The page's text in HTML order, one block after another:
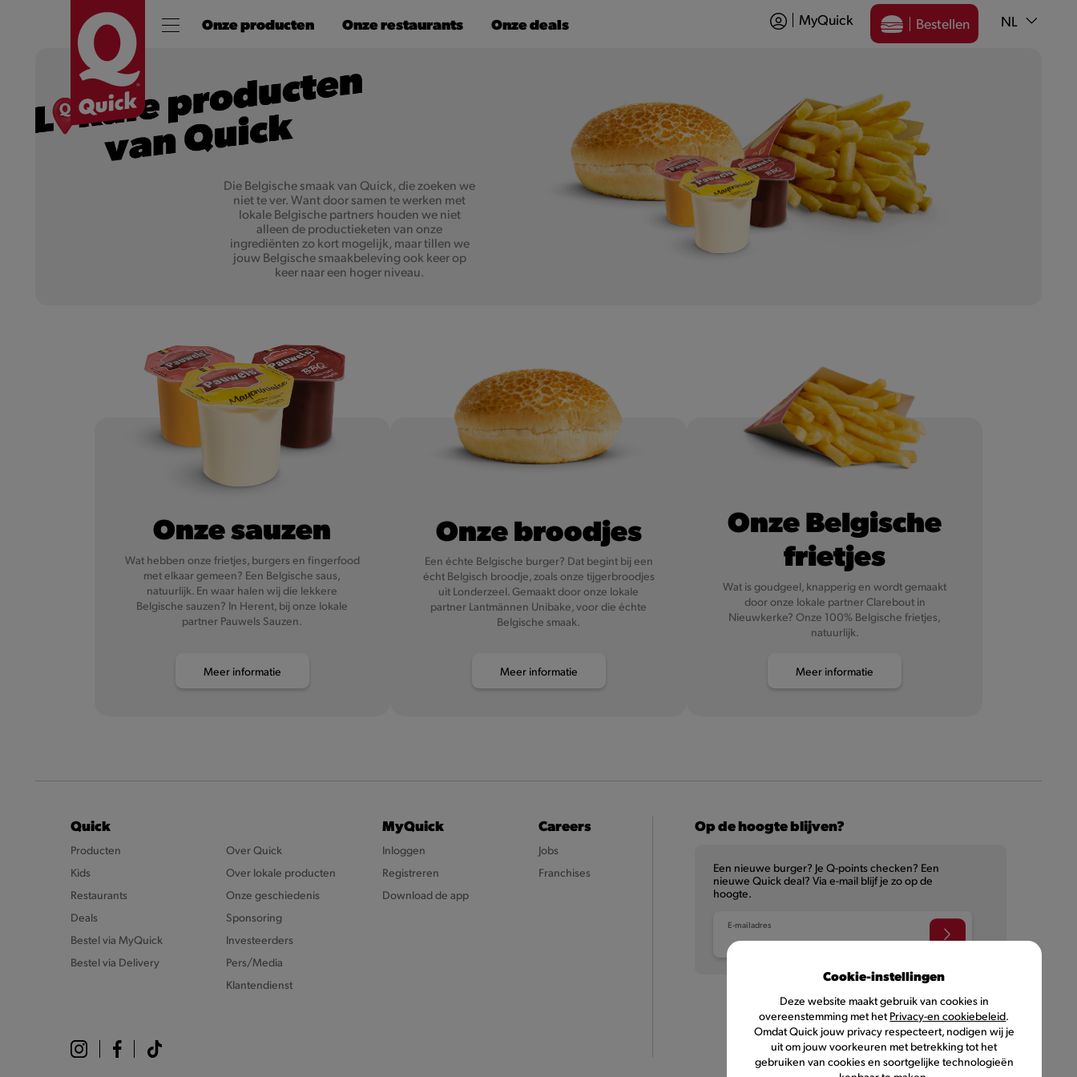
Onze producten Onze restaurants Onze deals MyQuick Bestellen NL
Die Belgische smaak van Quick, die zoeken we
niet te ver. Want door samen te werken met
lokale Belgische partners houden we niet
alleen de productieketen van onze
ingrediënten zo kort mogelijk, maar tillen we
jouw Belgische smaakbeleving ook keer op
keer naar een hoger niveau.
Onze sauzen
Wat hebben onze frietjes, burgers en fingerfood
met elkaar gemeen? Een Belgische saus,
natuurlijk. En waar halen wij die lekkere
Belgische sauzen? In Herent, bij onze lokale
partner Pauwels Sauzen.
Meer informatie
Onze broodjes
Een échte Belgische burger? Dat begint bij een
écht Belgisch broodje, zoals onze tijgerbroodjes
uit Londerzeel. Gemaakt door onze lokale
partner Lantmännen Unibake, voor die échte
Belgische smaak.
Meer informatie
Onze Belgische
frietjes
Wat is goudgeel, knapperig en wordt gemaakt
door onze lokale partner Clarebout in
Nieuwkerke? Onze 100% Belgische frietjes,
natuurlijk.
Meer informatie
Quick
Producten
Kids
Restaurants
Deals
Bestel via MyQuick
Bestel via Delivery
Over Quick
Over lokale producten
Onze geschiedenis
Sponsoring
Investeerders
Pers/Media
Klantendienst
MyQuick
Inloggen
Registreren
Download de app
Careers
Jobs
Franchises
Op de hoogte blijven?
Een nieuwe burger? Je Q-points checken? Een
nieuwe Quick deal? Via e-mail blijf je zo op de
hoogte.
E-mailadres
NL FR
Cookie-instellingen
Deze website maakt gebruik van cookies in
overeenstemming met het Privacy-en cookiebeleid.
Omdat Quick jouw privacy respecteert, nodigen wij je
uit om jouw voorkeuren met betrekking tot het
gebruiken van cookies en soortgelijke technologieën